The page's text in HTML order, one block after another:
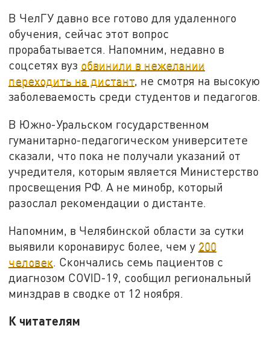
В ЧелГУ давно все готово для удаленного
обучения, сейчас этот вопрос
прорабатывается. Напомним, недавно в
соцсетях вуз обвинили в нежелании
переходить на дистант, не смотря на высокую
заболеваемость среди студентов и педагогов.
В Южно-Уральском государственном
гуманитарно-педагогическом университете
сказали, что пока не получали указаний от
учредителя, которым является Министерство
просвещения РФ. А не минобр, который
разослал рекомендации о дистанте.
Напомним, в Челябинской области за сутки
выявили коронавирус более, чем у 200
человек . Скончались семь пациентов с
диагнозом COVID-19, сообщил региональный
минздрав в сводке от 12 ноября.
К читателям